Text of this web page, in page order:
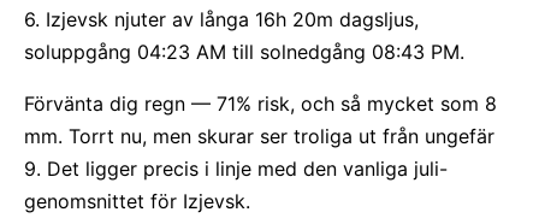
6. Izjevsk njuter av långa 16h 20m dagsljus,
soluppgång 04:23 AM till solnedgång 08:43 PM.
Förvänta dig regn — 71% risk, och så mycket som 8
mm. Torrt nu, men skurar ser troliga ut från ungefär
9. Det ligger precis i linje med den vanliga juli-
genomsnittet för Izjevsk.